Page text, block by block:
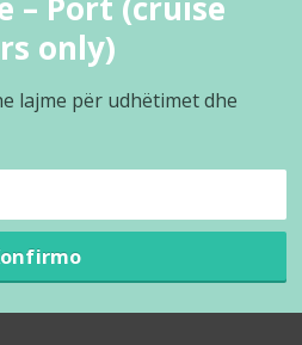
only)
lajme për udhëtimet dhe